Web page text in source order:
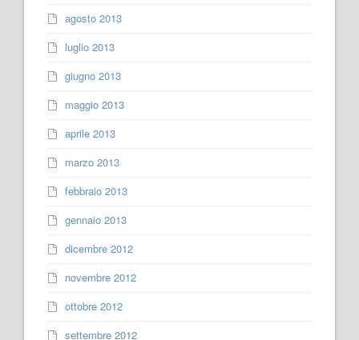
agosto 2013
luglio 2013
giugno 2013
maggio 2013
aprile 2013
marzo 2013
febbraio 2013
gennaio 2013
dicembre 2012
novembre 2012
ottobre 2012
settembre 2012